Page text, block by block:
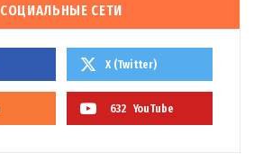
СОЦИАЛЬНЫЕ СЕТИ
X (Twitter)
632 YouTube